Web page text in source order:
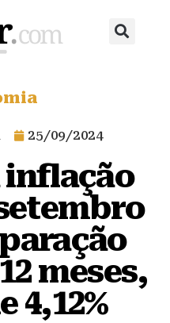
25/09/2024
inflação
meses,
4,12%